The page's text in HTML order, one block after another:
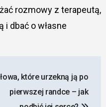
rozmowy z terapeutą,
dbać o własne
które urzekną ją po
pierwszej randce – jak